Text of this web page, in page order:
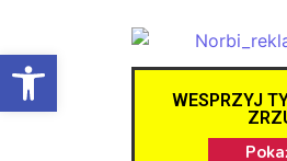
Otwórz pasek
WESPRZYJ